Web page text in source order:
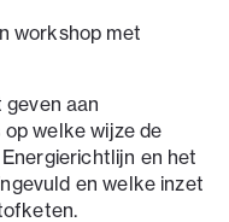
workshop met
aan
welke wijze de
en het
en welke inzet